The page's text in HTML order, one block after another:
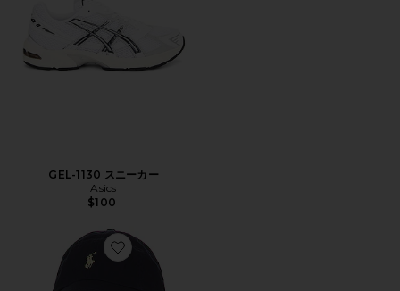
GEL-1130 スニーカー
Asics
$100
Favorite ハット